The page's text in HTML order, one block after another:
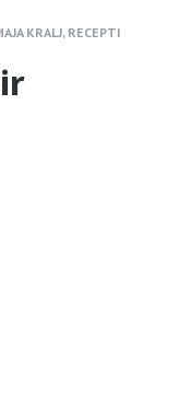
KRALJ, RECEPTI